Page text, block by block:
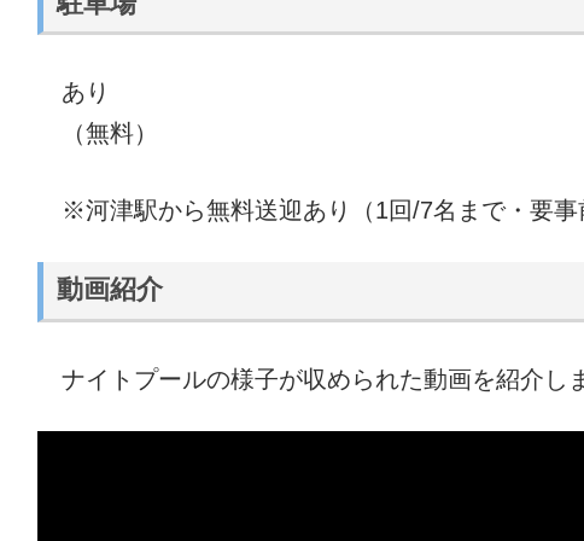
あり
（無料）
※河津駅から無料送迎あり（1回/7名まで・要事
動画紹介
ナイトプールの様子が収められた動画を紹介し